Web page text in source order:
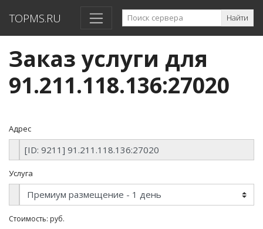
TOPMS.RU Найти
Заказ услуги для
91.211.118.136:27020
Адрес
Услуга
Стоимость: руб.